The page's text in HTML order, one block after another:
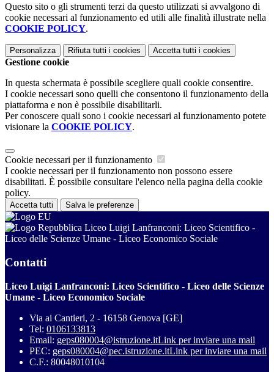
Questo sito o gli strumenti terzi da questo utilizzati si avvalgono di
cookie necessari al funzionamento ed utili alle finalità illustrate nella
COOKIE POLICY.
Personalizza Rifiuta tutti i cookies Accetta tutti i cookies
Gestione cookie
In questa schermata è possibile scegliere quali cookie consentire.
I cookie necessari sono quelli che consentono il funzionamento della
piattaforma e non è possibile disabilitarli.
Per conoscere quali sono i cookie necessari al funzionamento potete
visionare la COOKIE POLICY.
Cookie necessari per il funzionamento
I cookie necessari per il funzionamento non possono essere
disabilitati. È possibile consultare l'elenco nella pagina della cookie
policy.
Accetta tutti Salva le preferenze
Liceo Luigi Lanfranconi: Liceo Scientifico -
Liceo delle Scienze Umane - Liceo Economico Sociale
Contatti
Liceo Luigi Lanfranconi: Liceo Scientifico - Liceo delle Scienze
Umane - Liceo Economico Sociale
Via ai Cantieri, 2 - 16158 Genova [GE]
Tel: 0106133813
Email: geps080004@istruzione.itLink per inviare una mail
PEC: geps080004@pec.istruzione.itLink per inviare una mail
C.F.: 80048010104